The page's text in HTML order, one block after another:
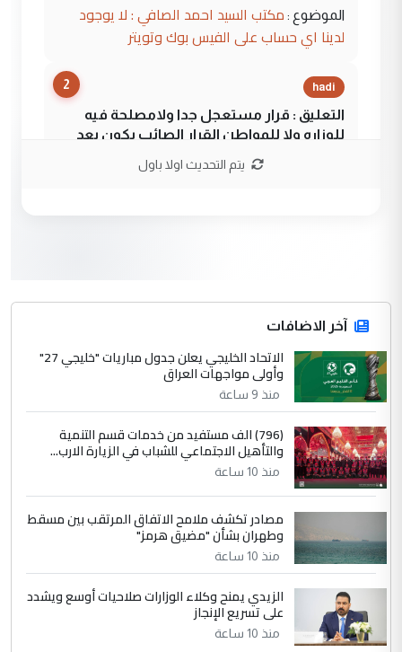
الموضوع : مكتب السيد احمد الصافي : لا يوجود
لدينا اي حساب على الفيس بوك وتويتر
2 hadi
التعليق : قرار مستعجل جدا ولامصلحة فيه
للوزاره ولا للمواطن القرار الصائب يكون بعد
جنسية الرافد الثالث للعراق ومن اصول عريقة
ابا فرات ...
الموضوع :
الجواهري يرد على صدام حسين سل
مضجعيك يابن الزنا (نص كامل)
سردار
التعليق : واحد من عصابة علي ماما يسقط
جنسية الرافد الثالث للعراق ومن اصول عريقة
ابا فرات ...
الجواهري يرد على صدام حسين سل
مضجعيك يابن الزنا (نص كامل)
5
التعليق : تحياتي لك استاذ حامدتركان. كلام
دقيق ومسؤول؛ فالاستثمار الحقيقي للإنسان
يتم التحديث اولا باول
آخر الاضافات
الاتحاد الخليجي يعلن جدول مباريات "خليجي 27"
وأولى مواجهات العراق
منذ 9 ساعة
(796) الف مستفيد من خدمات قسم التنمية
والتأهيل الاجتماعي للشباب في الزيارة الارب...
منذ 10 ساعة
مصادر تكشف ملامح الاتفاق المرتقب بين مسقط
وطهران بشأن "مضيق هرمز"
منذ 10 ساعة
الزيدي يمنح وكلاء الوزارات صلاحيات أوسع ويشدد
على تسريع الإنجاز
منذ 10 ساعة